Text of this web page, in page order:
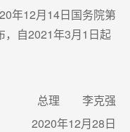
年12月14日国务院第
，自2021年3月1日起
总理 李克强
2020年12月28日